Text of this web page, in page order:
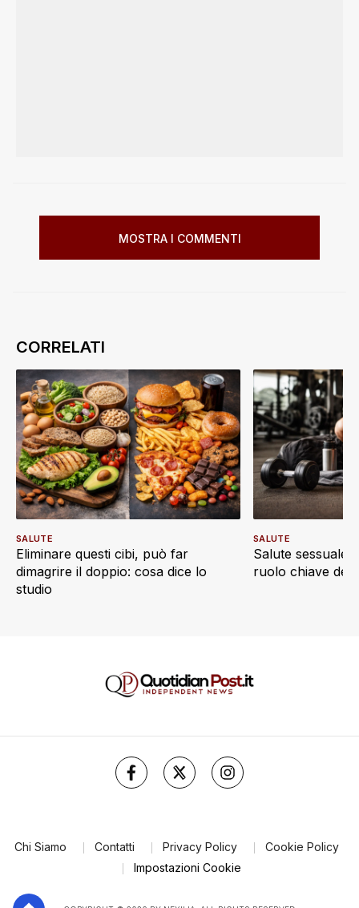
MOSTRA I COMMENTI
Eliminare questi cibi, può far
dimagrire il doppio: cosa dice lo
studio
SALUTE
Salute sessuale
ruolo chiave
SALUTE
Chi Siamo Contatti Privacy Policy
Cookie Policy
Impostazioni Cookie